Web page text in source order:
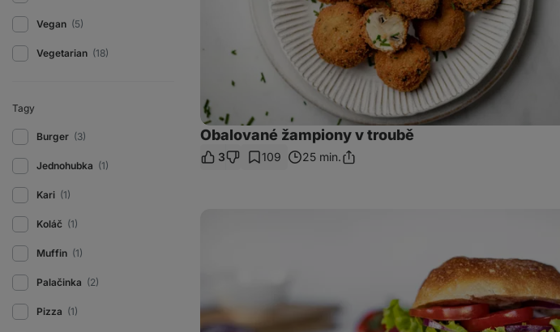
Vegan (5)
Vegetarian (18)
Tagy
Burger (3)
Jednohubka (1)
Kari (1)
Koláč (1)
Muffin (1)
Palačinka (2)
Pizza (1)
Obalované žampiony v troubě
3 109 25 min.Sdílet